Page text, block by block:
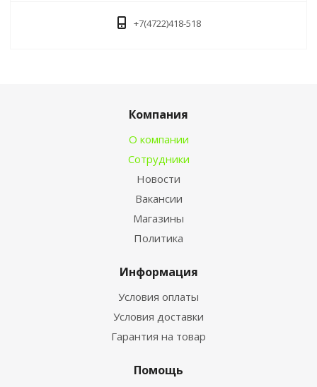
+7(4722)418-518
Компания
О компании
Сотрудники
Новости
Вакансии
Магазины
Политика
Информация
Условия оплаты
Условия доставки
Гарантия на товар
Помощь